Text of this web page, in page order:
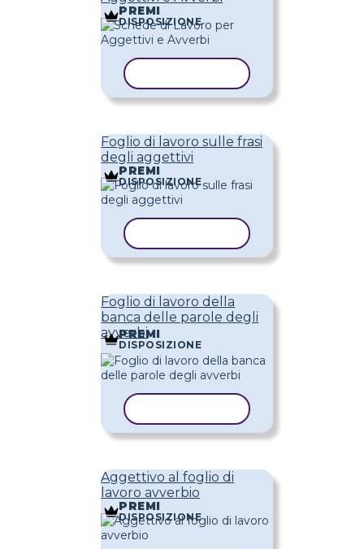
PREMI
DISPOSIZIONE
Foglio di lavoro sulle frasi
degli aggettivi
PREMI
DISPOSIZIONE
Foglio di lavoro della
banca delle parole degli
avverbi
PREMI
DISPOSIZIONE
Aggettivo al foglio di
lavoro avverbio
PREMI
DISPOSIZIONE